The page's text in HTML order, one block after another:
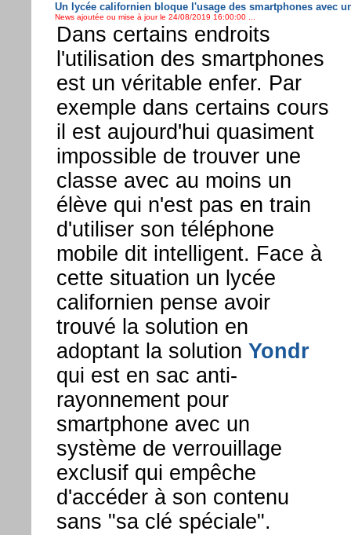
Un lycée californien bloque l'usage des smartphones avec
News ajoutée ou mise à jour le 24/08/2019 16:00:00 ...
Dans certains endroits
l'utilisation des smartphones
est un véritable enfer. Par
exemple dans certains cours
il est aujourd'hui quasiment
impossible de trouver une
classe avec au moins un
élève qui n'est pas en train
d'utiliser son téléphone
mobile dit intelligent. Face à
cette situation un lycée
californien pense avoir
trouvé la solution en
adoptant la solution Yondr
qui est en sac anti-
rayonnement pour
smartphone avec un
système de verrouillage
exclusif qui empêche
d'accéder à son contenu
sans "sa clé spéciale".